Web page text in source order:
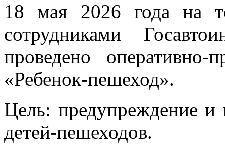
18 мая 2026 года на
сотрудниками
проведено оперативно-
«Ребенок-пешеход».
Цель: предупреждение
детей-пешеходов.